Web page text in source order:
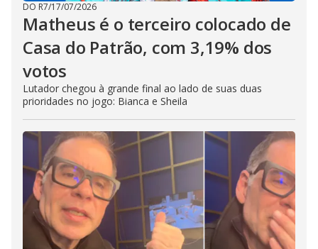
DO R7/17/07/2026
Matheus é o terceiro colocado de
Casa do Patrão, com 3,19% dos
votos
Lutador chegou à grande final ao lado de suas duas
prioridades no jogo: Bianca e Sheila